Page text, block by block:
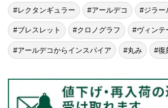
#レクタンギュラー #アールデコ #ジラー
#ブレスレット #クロノグラフ #ヴィンテ
#アールデコからインスパイア #丸み #復